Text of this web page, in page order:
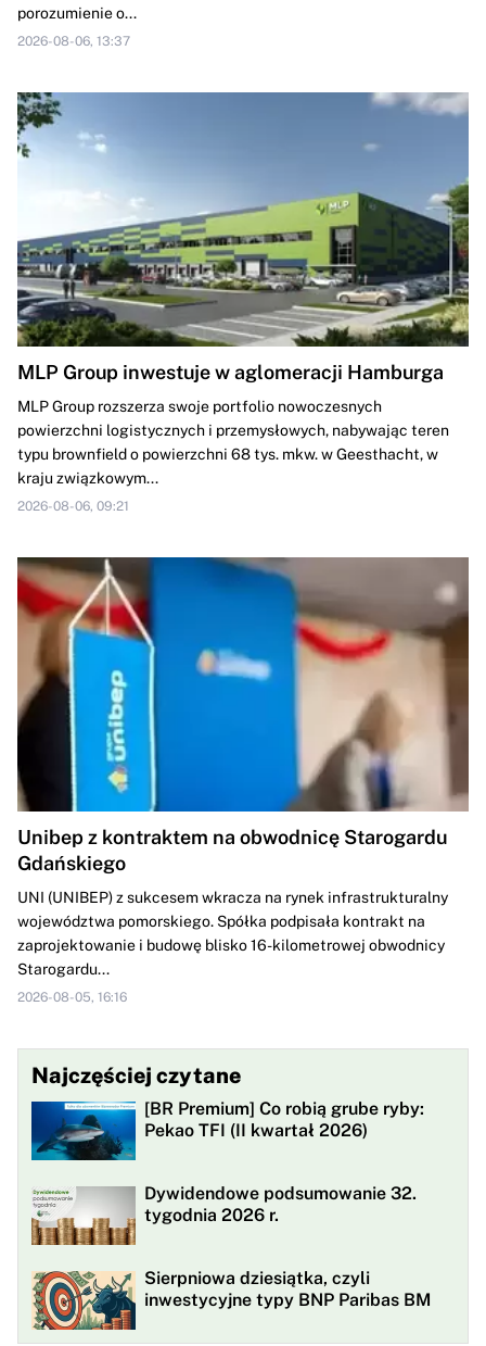
porozumienie o...
2026-08-06, 13:37
MLP Group inwestuje w aglomeracji Hamburga
MLP Group rozszerza swoje portfolio nowoczesnych
powierzchni logistycznych i przemysłowych, nabywając teren
typu brownfield o powierzchni 68 tys. mkw. w Geesthacht, w
kraju związkowym...
2026-08-06, 09:21
Unibep z kontraktem na obwodnicę Starogardu
Gdańskiego
UNI (UNIBEP) z sukcesem wkracza na rynek infrastrukturalny
województwa pomorskiego. Spółka podpisała kontrakt na
zaprojektowanie i budowę blisko 16-kilometrowej obwodnicy
Starogardu...
2026-08-05, 16:16
Najczęściej czytane
[BR Premium] Co robią grube ryby:
Pekao TFI (II kwartał 2026)
Dywidendowe podsumowanie 32.
tygodnia 2026 r.
Sierpniowa dziesiątka, czyli
inwestycyjne typy BNP Paribas BM